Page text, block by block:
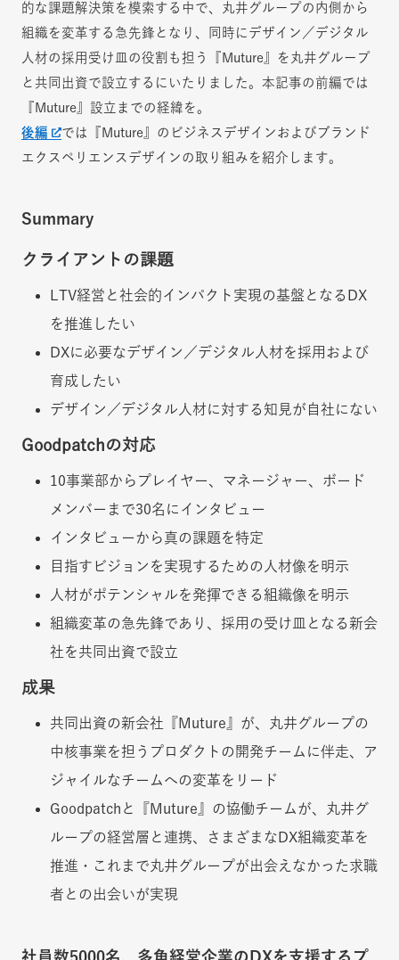
的な課題解決策を模索する中で、丸井グループの内側から
組織を変革する急先鋒となり、同時にデザイン／デジタル
人材の採用受け皿の役割も担う『Muture』を丸井グループ
と共同出資で設立するにいたりました。本記事の前編では
『Muture』設立までの経緯を。
後編
では『Muture』のビジネスデザインおよびブランド
エクスペリエンスデザインの取り組みを紹介します。
Summary
クライアントの課題
LTV経営と社会的インパクト実現の基盤となるDX
を推進したい
DXに必要なデザイン／デジタル人材を採用および
育成したい
デザイン／デジタル人材に対する知見が自社にない
Goodpatchの対応
10事業部からプレイヤー、マネージャー、ボード
メンバーまで30名にインタビュー
インタビューから真の課題を特定
目指すビジョンを実現するための人材像を明示
人材がポテンシャルを発揮できる組織像を明示
組織変革の急先鋒であり、採用の受け皿となる新会
社を共同出資で設立
成果
共同出資の新会社『Muture』が、丸井グループの
中核事業を担うプロダクトの開発チームに伴走、ア
ジャイルなチームへの変革をリード
Goodpatchと『Muture』の協働チームが、丸井グ
ループの経営層と連携、さまざまなDX組織変革を
推進・これまで丸井グループが出会えなかった求職
者との出会いが実現